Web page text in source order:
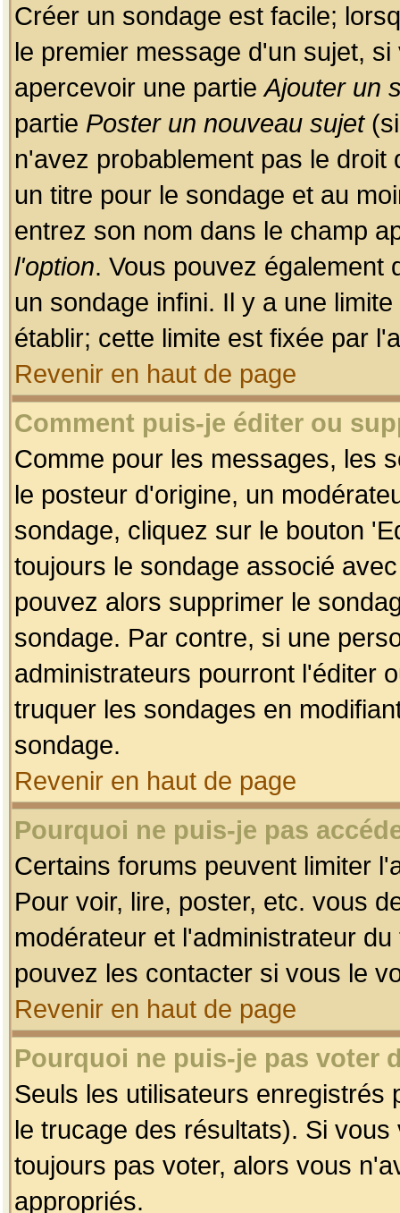
Créer un sondage est facile;
le premier message d'un sujet,
apercevoir une partieAjouter un
partie Poster un nouveau sujet(si
n'avez probablement pas le
un titre pour le sondage et au
entrez son nom dans le champ
l'option. Vous pouvez également
un sondage infini. Il y a une
établir; cette limite est fixée par
Revenir en haut de page
Comment puis-je éditer ou
Comme pour les messages, les
le posteur d'origine, un
sondage, cliquez sur le bouton
toujours le sondage associé
pouvez alors supprimer le
sondage. Par contre, si une
administrateurs pourront l'éditer
truquer les sondages en
sondage.
Revenir en haut de page
Pourquoi ne puis-je pas
Certains forums peuvent limiter
Pour voir, lire, poster, etc. vous
modérateur et l'administrateur
pouvez les contacter si vous le
Revenir en haut de page
Pourquoi ne puis-je pas voter
Seuls les utilisateurs enregistrés
le trucage des résultats). Si
toujours pas voter, alors vous
appropriés.